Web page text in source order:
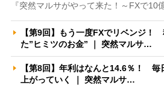
『突然マルサがやって来た！～FXで10
【第9回】もう一度FXでリベンジ！
た”ヒミツのお金” ｜ 突然マルサ…
【第8回】年利はなんと14.6％！ 毎
上がっていく ｜ 突然マルサ…